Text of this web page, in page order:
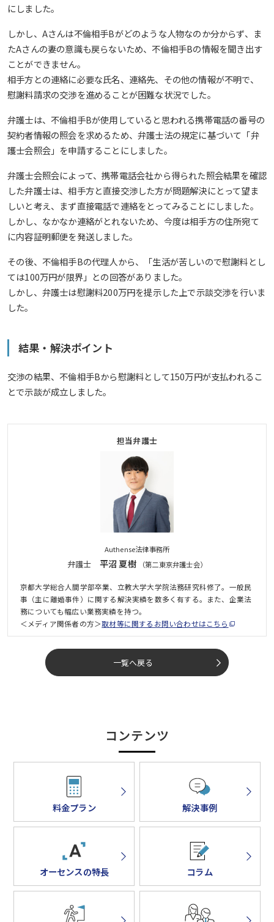
にしました。
しかし、Aさんは不倫相手Bがどのような人物なのか分からず、ま
たAさんの妻の意識も戻らないため、不倫相手Bの情報を聞き出す
ことができません。
相手方との連絡に必要な氏名、連絡先、その他の情報が不明で、
慰謝料請求の交渉を進めることが困難な状況でした。
弁護士は、不倫相手Bが使用していると思われる携帯電話の番号の
契約者情報の照会を求めるため、弁護士法の規定に基づいて「弁
護士会照会」を申請することにしました。
弁護士会照会によって、携帯電話会社から得られた照会結果を確認
した弁護士は、相手方と直接交渉した方が問題解決にとって望ま
しいと考え、まず直接電話で連絡をとってみることにしました。
しかし、なかなか連絡がとれないため、今度は相手方の住所宛て
に内容証明郵便を発送しました。
その後、不倫相手Bの代理人から、「生活が苦しいので慰謝料とし
ては100万円が限界」との回答がありました。
しかし、弁護士は慰謝料200万円を提示した上で示談交渉を行いま
した。
結果・解決ポイント
交渉の結果、不倫相手Bから慰謝料として150万円が支払われるこ
とで示談が成立しました。
担当弁護士
Authense法律事務所
弁護士 平沼 夏樹 （第二東京弁護士会）
京都大学総合人間学部卒業、立教大学大学院法務研究科修了。一般民
事（主に離婚事件）に関する解決実績を数多く有する。また、企業法
務についても幅広い業務実績を持つ。
＜メディア関係者の方＞取材等に関するお問い合わせはこちら
一覧へ戻る
コンテンツ
料金プラン 解決事例
オーセンスの特長 コラム